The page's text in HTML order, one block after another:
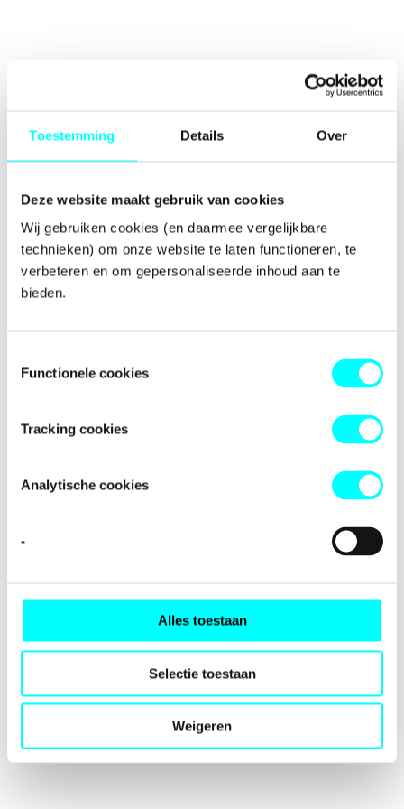
Toestemming Details Over
Deze website maakt gebruik van cookies
Wij gebruiken cookies (en daarmee vergelijkbare
technieken) om onze website te laten functioneren, te
verbeteren en om gepersonaliseerde inhoud aan te
bieden.
Functionele cookies
Tracking cookies
Analytische cookies
-
Alles toestaan
Selectie toestaan
Weigeren
-side exception has occurred while
browser consolefor